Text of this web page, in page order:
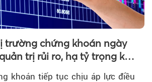
trường chứng khoán ngày
trị rủi ro, hạ tỷ trọng khi
khoán tiếp tục chịu áp lực điều